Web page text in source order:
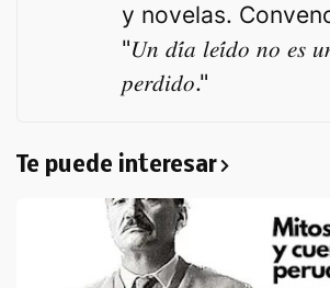
y novelas.
"𝑈𝑛 𝑑𝑖́𝑎 𝑙𝑒𝑖́𝑑𝑜 𝑛𝑜 𝑒𝑠
𝑝𝑒𝑟𝑑𝑖𝑑𝑜."
Te puede interesar